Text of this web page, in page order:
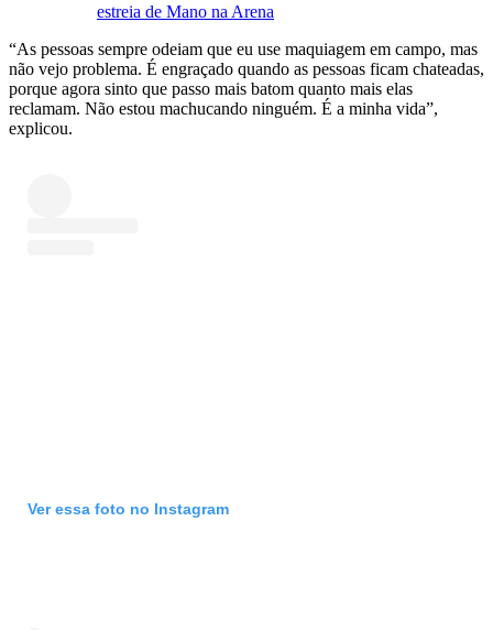
estreia de Mano na Arena
“As pessoas sempre odeiam que eu use maquiagem em campo, mas
não vejo problema. É engraçado quando as pessoas ficam chateadas,
porque agora sinto que passo mais batom quanto mais elas
reclamam. Não estou machucando ninguém. É a minha vida”,
explicou.
Ver essa foto no Instagram